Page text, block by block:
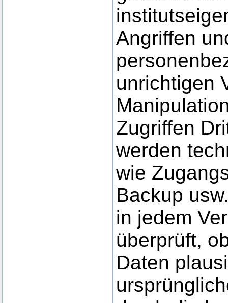
Angriffen
unrichtigen
Zugriffen
werden
wie
Backup
in jedem
überprüft,
Daten